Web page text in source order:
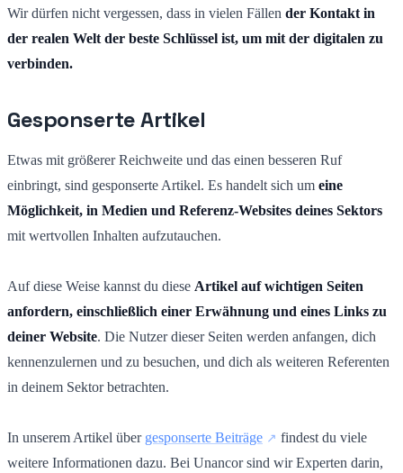
Wir dürfen nicht vergessen, dass in vielen Fällen der Kontakt in
der realen Welt der beste Schlüssel ist, um mit der digitalen zu
verbinden.
Gesponserte Artikel
Etwas mit größerer Reichweite und das einen besseren Ruf
einbringt, sind gesponserte Artikel. Es handelt sich um eine
Möglichkeit, in Medien und Referenz-Websites deines Sektors
mit wertvollen Inhalten aufzutauchen.
Auf diese Weise kannst du diese Artikel auf wichtigen Seiten
anfordern, einschließlich einer Erwähnung und eines Links zu
deiner Website. Die Nutzer dieser Seiten werden anfangen, dich
kennenzulernen und zu besuchen, und dich als weiteren Referenten
in deinem Sektor betrachten.
In unserem Artikel über gesponserte Beiträge
findest du viele
weitere Informationen dazu. Bei Unancor sind wir Experten darin,